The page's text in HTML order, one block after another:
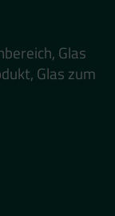
Glas
Glas zum